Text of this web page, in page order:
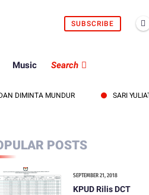
SUBSCRIBE
Music Search
MUNDUR SARI YULIATI
POSTS
SEPTEMBER 21, 2018
KPUD Rilis DCT